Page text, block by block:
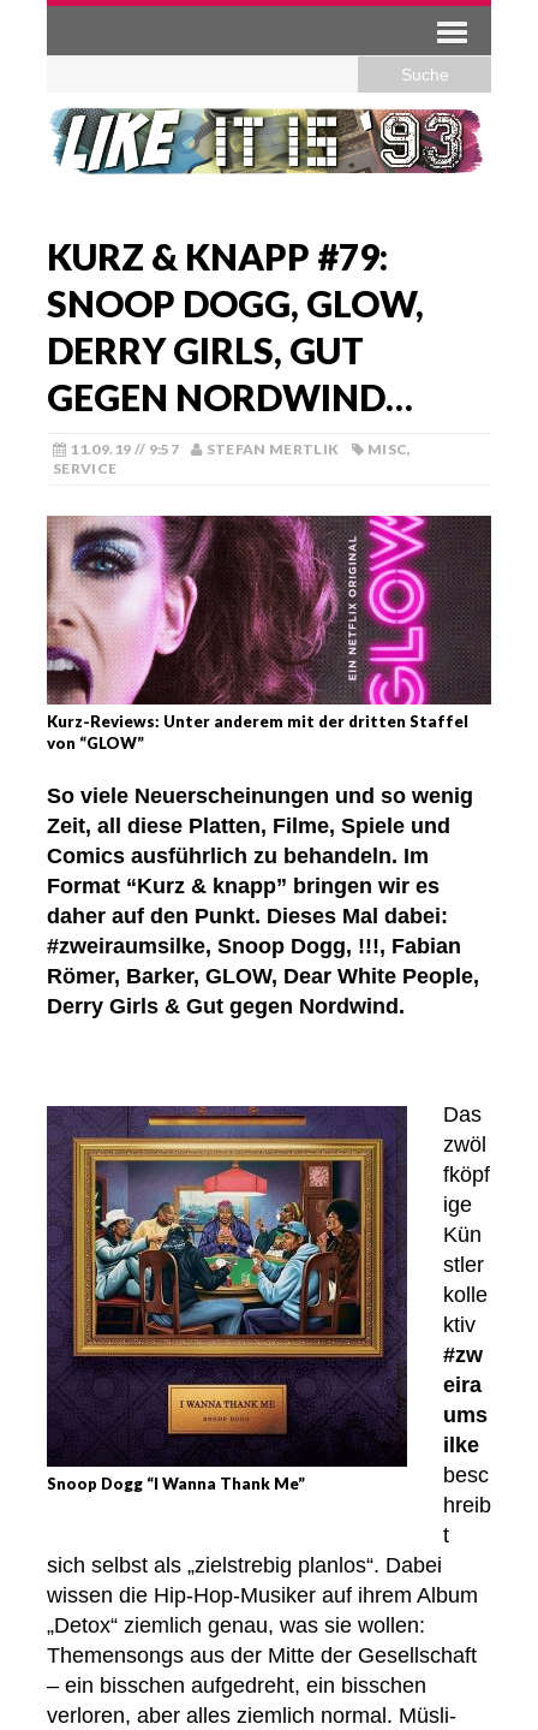
KURZ & KNAPP #79:
SNOOP DOGG, GLOW,
DERRY GIRLS, GUT
GEGEN NORDWIND…
11.09.19 // 9:57 STEFAN MERTLIK MISC,
SERVICE
Kurz-Reviews: Unter anderem mit der dritten Staffel
von “GLOW”
So viele Neuerscheinungen und so wenig
Zeit, all diese Platten, Filme, Spiele und
Comics ausführlich zu behandeln. Im
Format “Kurz & knapp” bringen wir es
daher auf den Punkt. Dieses Mal dabei:
#zweiraumsilke, Snoop Dogg, !!!, Fabian
Römer, Barker, GLOW, Dear White People,
Derry Girls & Gut gegen Nordwind.
Snoop Dogg “I Wanna Thank Me”
Das
zwöl
fköpf
ige
Kün
stler
kolle
ktiv
#zw
eira
ums
ilke
besc
hreib
t
sich selbst als „zielstrebig planlos“. Dabei
wissen die Hip-Hop-Musiker auf ihrem Album
„Detox“ ziemlich genau, was sie wollen:
Themensongs aus der Mitte der Gesellschaft
– ein bisschen aufgedreht, ein bisschen
verloren, aber alles ziemlich normal. Müsli-